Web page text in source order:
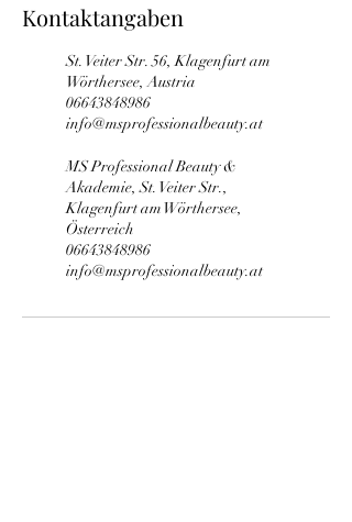
Kontaktangaben
St. Veiter Str. 56, Klagenfurt am
Wörthersee, Austria
06643848986
info@msprofessionalbeauty.at
MS Professional Beauty &
Akademie, St. Veiter Str.,
Klagenfurt am Wörthersee,
Österreich
06643848986
info@msprofessionalbeauty.at